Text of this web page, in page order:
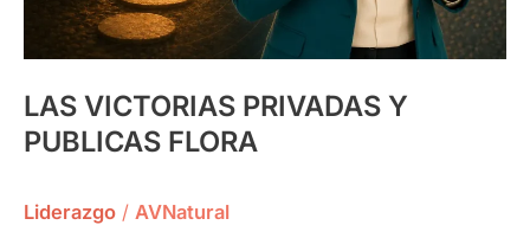
LAS VICTORIAS PRIVADAS Y
PUBLICAS FLORA
Liderazgo / AVNatural